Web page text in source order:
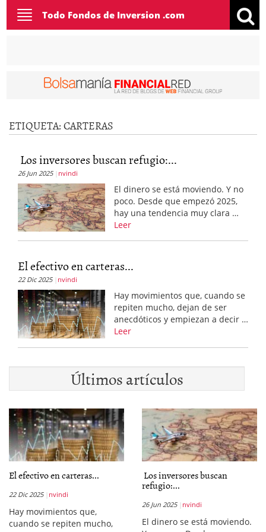
Toggle
navigation
Todo Fondos de Inversion .com
ETIQUETA:CARTERAS
Los inversores buscan refugio:...
26 Jun 2025 nvindi
El dinero se está moviendo. Y no
poco. Desde que empezó 2025,
hay una tendencia muy clara …
Leer
El efectivo en carteras...
22 Dic 2025 nvindi
Hay movimientos que, cuando se
repiten mucho, dejan de ser
anecdóticos y empiezan a decir …
Leer
Últimos artículos
El efectivo en carteras...
22 Dic 2025 nvindi
Hay movimientos que,
cuando se repiten mucho,
Los inversores buscan
refugio:...
26 Jun 2025 nvindi
El dinero se está moviendo.